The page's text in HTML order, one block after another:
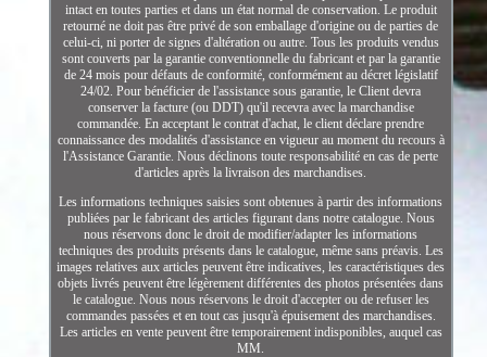
intact en toutes parties et dans un état normal de conservation. Le produit
retourné ne doit pas être privé de son emballage d'origine ou de parties de
celui-ci, ni porter de signes d'altération ou autre. Tous les produits vendus
sont couverts par la garantie conventionnelle du fabricant et par la garantie
de 24 mois pour défauts de conformité, conformément au décret législatif
24/02. Pour bénéficier de l'assistance sous garantie, le Client devra
conserver la facture (ou DDT) qu'il recevra avec la marchandise
commandée. En acceptant le contrat d'achat, le client déclare prendre
connaissance des modalités d'assistance en vigueur au moment du recours à
l'Assistance Garantie. Nous déclinons toute responsabilité en cas de perte
d'articles après la livraison des marchandises.
Les informations techniques saisies sont obtenues à partir des informations
publiées par le fabricant des articles figurant dans notre catalogue. Nous
nous réservons donc le droit de modifier/adapter les informations
techniques des produits présents dans le catalogue, même sans préavis. Les
images relatives aux articles peuvent être indicatives, les caractéristiques des
objets livrés peuvent être légèrement différentes des photos présentées dans
le catalogue. Nous nous réservons le droit d'accepter ou de refuser les
commandes passées et en tout cas jusqu'à épuisement des marchandises.
Les articles en vente peuvent être temporairement indisponibles, auquel cas
MM.